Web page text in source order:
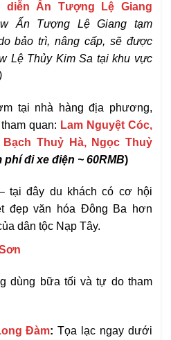
diễn Ấn Tượng Lệ Giang
Ấn Tượng Lệ Giang tạm
bảo trì, nâng cấp, sẽ được
Lệ Thủy Kim Sa tại khu vực
tại nhà hàng địa phương,
quan: Lam Nguyệt Cóc,
Thuỷ Hà, Ngọc Thuỷ
đi xe điện ~ 60RMB)
tại đây du khách có cơ hội
đẹp văn hóa Đông Ba hơn
dân tộc Nạp Tây.
dùng bữa tối và tự do tham
Đàm:Tọa lạc ngay dưới